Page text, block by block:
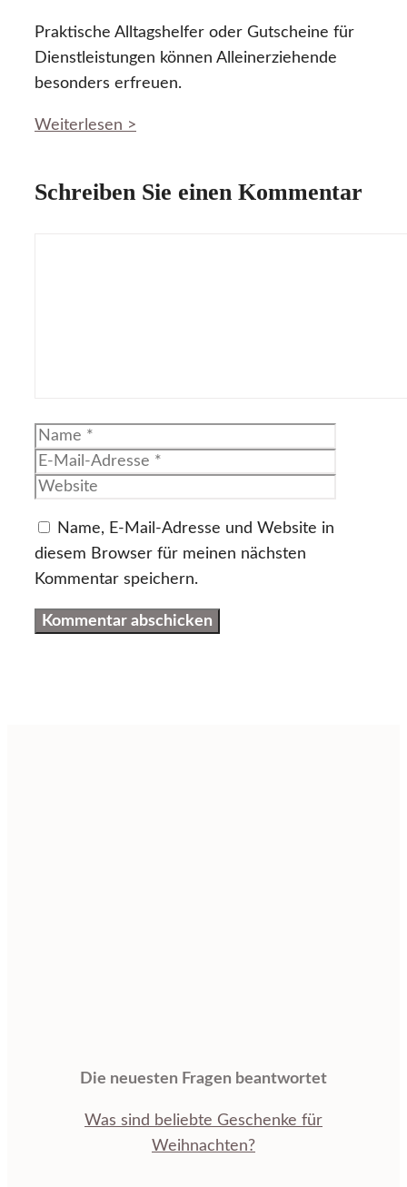
Praktische Alltagshelfer oder Gutscheine für
Dienstleistungen können Alleinerziehende
besonders erfreuen.
Weiterlesen >
Schreiben Sie einen Kommentar
Name
Name, E-Mail-Adresse und Website in
diesem Browser für meinen nächsten
Kommentar speichern.
Die neuesten Fragen beantwortet
Was sind beliebte Geschenke für
Weihnachten?